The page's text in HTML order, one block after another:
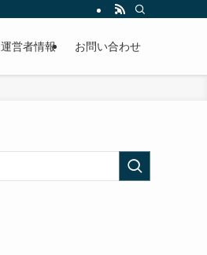
運営者情報 お問い合わせ